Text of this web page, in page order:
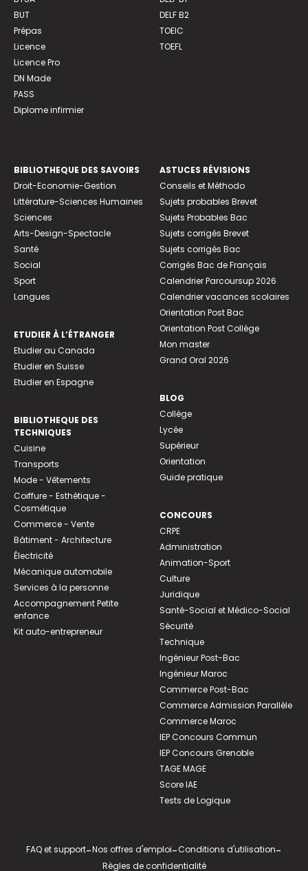
BUT
Prépas
Licence
Licence Pro
DN Made
PASS
Diplome infirmier
DELF B2
TOEIC
TOEFL
BIBLIOTHEQUE DES SAVOIRS
Droit-Economie-Gestion
Littérature-Sciences Humaines
Sciences
Arts-Design-Spectacle
Santé
Social
Sport
Langues
ETUDIER À L’ÉTRANGER
Etudier au Canada
Etudier en Suisse
Etudier en Espagne
BIBLIOTHEQUE DES
TECHNIQUES
Cuisine
Transports
Mode - Vêtements
Coiffure - Esthétique -
Cosmétique
Commerce - Vente
Bâtiment - Architecture
Électricité
Mécanique automobile
Services à la personne
Accompagnement Petite
enfance
Kit auto-entrepreneur
ASTUCES RÉVISIONS
Conseils et Méthodo
Sujets probables Brevet
Sujets Probables Bac
Sujets corrigés Brevet
Sujets corrigés Bac
Corrigés Bac de Français
Calendrier Parcoursup 2026
Calendrier vacances scolaires
Orientation Post Bac
Orientation Post Collège
Mon master
Grand Oral 2026
BLOG
Collège
Lycée
Supérieur
Orientation
Guide pratique
CONCOURS
CRPE
Administration
Animation-Sport
Culture
Juridique
Santé-Social et Médico-Social
Sécurité
Technique
Ingénieur Post-Bac
Ingénieur Maroc
Commerce Post-Bac
Commerce Admission Parallèle
Commerce Maroc
IEP Concours Commun
IEP Concours Grenoble
TAGE MAGE
Score IAE
Tests de Logique
FAQ et support-Nos offres d'emploi-Conditions d'utilisation-
Règles de confidentialité